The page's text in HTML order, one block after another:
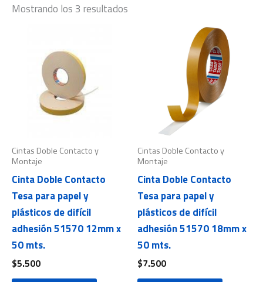
Mostrando los 3 resultados
Cintas Doble Contacto y
Montaje
Cinta Doble Contacto
Tesa para papel y
plásticos de difícil
adhesión 51570 12mm x
50 mts.
$5.500
Cintas Doble Contacto y
Montaje
Cinta Doble Contacto
Tesa para papel y
plásticos de difícil
adhesión 51570 18mm x
50 mts.
$7.500